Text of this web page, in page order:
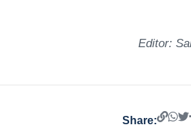
Editor:
Share: